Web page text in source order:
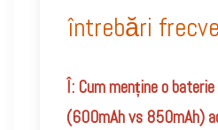
întrebări
Î: Cum menține o
(600mAh vs 850mAh)